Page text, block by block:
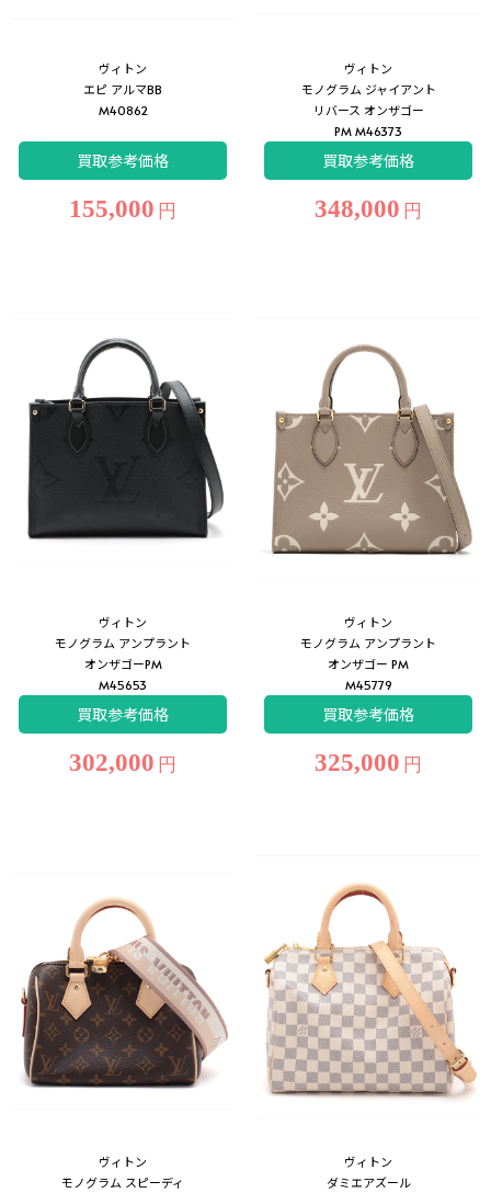
ヴィトン
エピ アルマBB
M40862
買取参考価格
155,000 円
ヴィトン
モノグラム ジャイアント
リバース オンザゴー
PM M46373
買取参考価格
348,000 円
ヴィトン
モノグラム アンプラント
オンザゴーPM
M45653
買取参考価格
302,000 円
ヴィトン
モノグラム アンプラント
オンザゴー PM
M45779
買取参考価格
325,000 円
ヴィトン
モノグラム スピーディ
ヴィトン
ダミエアズール